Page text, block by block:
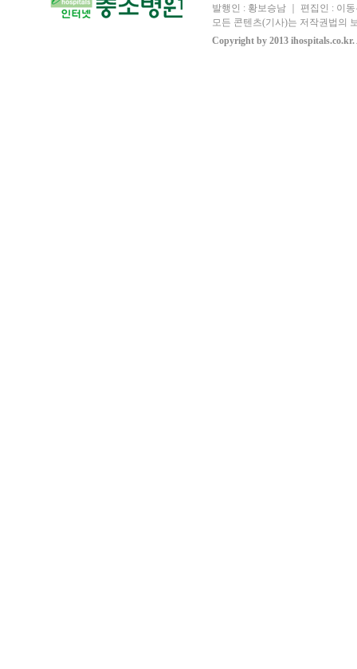
발행인 : 황보승남 ｜ 편집인 : 이
모든 콘텐츠(기사)는 저작권법의
Copyright by 2013 ihospitals.co.kr.